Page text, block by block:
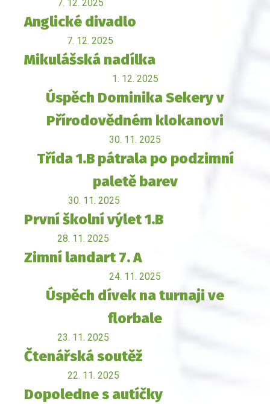
7. 12. 2025
Anglické divadlo
7. 12. 2025
Mikulášská nadílka
1. 12. 2025
Úspěch Dominika Sekery v
Přírodovědném klokanovi
30. 11. 2025
Třída 1.B pátrala po podzimní
paletě barev
30. 11. 2025
První školní výlet 1.B
28. 11. 2025
Zimní landart 7. A
24. 11. 2025
Úspěch dívek na turnaji ve
florbale
23. 11. 2025
Čtenářská soutěž
22. 11. 2025
Dopoledne s autíčky